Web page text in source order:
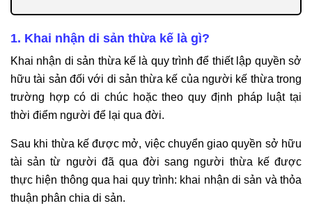
3.7. Nơi nộp hồ sơ và thời hạn giải quyết
4. Trình tự, thủ tục dịch vụ khai nhận di sản thừa kế
tại Thủ Đức
5. Công việc của Văn phòng Luật sư Tô Đình Huy
trong dịch vụ khai nhận di sản thừa kế tại Thủ Đức
6. Vì sao khách hàng chọn Văn phòng Luật sư Tô
Đình Huy cho dịch vụ khai nhận di sản thừa kế tại
7. Thông tin liên hệ của Văn phòng Luật sư Tô Đình
Huy
1. Khai nhận di sản thừa kế là gì?
Khai nhận di sản thừa kế là quy trình để thiết lập quyền sở
hữu tài sản đối với di sản thừa kế của người kế thừa trong
trường hợp có di chúc hoặc theo quy định pháp luật tại
thời điểm người để lại qua đời.
Sau khi thừa kế được mở, việc chuyển giao quyền sở hữu
tài sản từ người đã qua đời sang người thừa kế được
thực hiện thông qua hai quy trình: khai nhận di sản và thỏa
thuận phân chia di sản.